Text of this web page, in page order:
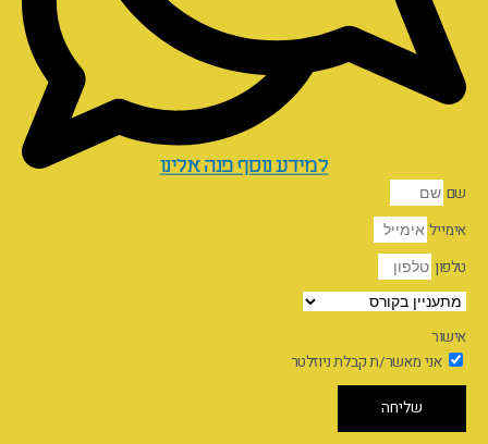
למידע נוסף פנה אלינו
שם
אימייל
טלפון
אישור
אני מאשר/ת קבלת ניוזלטר
שליחה